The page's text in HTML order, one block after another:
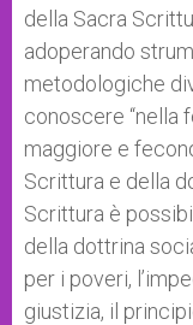
della Sacra
adoperando
metodologiche
conoscere “nella
maggiore e
Scrittura e della
Scrittura è
della dottrina
per i poveri,
giustizia, il